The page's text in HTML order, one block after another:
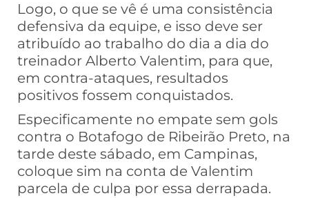
Logo, o que se vê é uma consistência
defensiva da equipe, e isso deve ser
atribuído ao trabalho do dia a dia do
treinador Alberto Valentim, para que,
em contra-ataques, resultados
positivos fossem conquistados.
Especificamente no empate sem gols
contra o Botafogo de Ribeirão Preto, na
tarde deste sábado, em Campinas,
coloque sim na conta de Valentim
parcela de culpa por essa derrapada.